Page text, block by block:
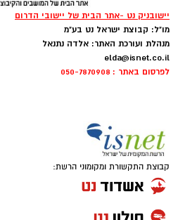
יישובניק נט -אתר הבית של יישובי הדרום
מו"ל: קבוצת ישראל נט בע"מ
מנהלת ועורכת האתר: אלדה נתנאל
elda@isnet.co.il
לפרסום באתר : 050-7870908
קבוצת התקשורת ומקומוני הרשת: